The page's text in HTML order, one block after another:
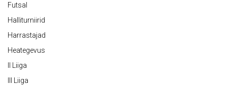
Futsal
Halliturniirid
Harrastajad
Heategevus
II Liiga
III Liiga